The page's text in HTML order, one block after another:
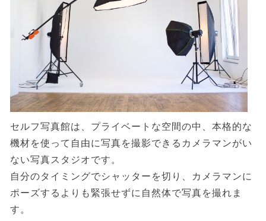
セルフ写真館は、プライベートな空間の中、本格的な
機材を使って自由に写真を撮影できるカメラマンがい
ない写真スタジオです。
自分のタイミングでシャッターを切り、カメラマンに
ポーズするよりも緊張せずに自然体で写真を撮れま
す。